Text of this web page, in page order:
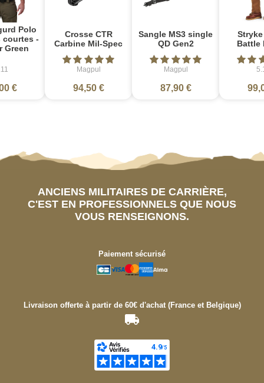
Polo
courtes -
Green
€
Crosse CTR
Carbine Mil-Spec
Magpul
94,50 €
Sangle MS3 single
QD Gen2
Magpul
87,90 €
Battle
ANCIENS MILITAIRES DE CARRIÈRE,
C'EST EN PROFESSIONNELS QUE NOUS
VOUS RENSEIGNONS.
Paiement sécurisé
Livraison offerte à partir de 60€ d'achat (France et Belgique)